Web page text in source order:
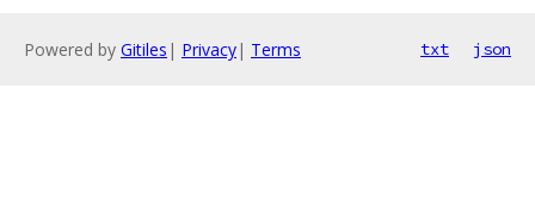
Powered by Gitiles | Privacy| Terms txt json